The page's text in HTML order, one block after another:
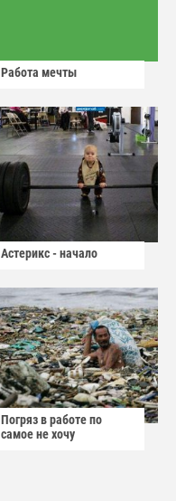
Работа мечты
Астерикс - начало
Погряз в работе по
самое не хочу